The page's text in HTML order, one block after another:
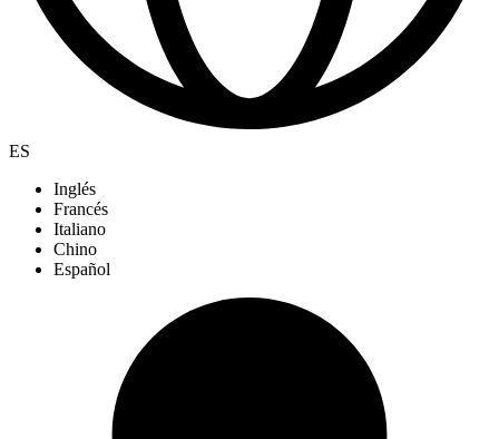
ES
Inglés
Francés
Italiano
Chino
Español